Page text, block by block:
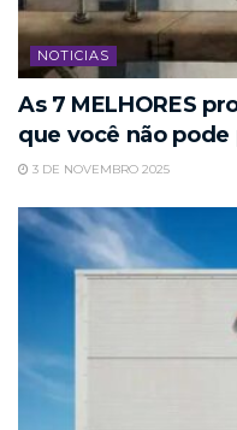
NOTICIAS
As 7 MELHORES
que você não
3 DE NOVEMBRO 2025